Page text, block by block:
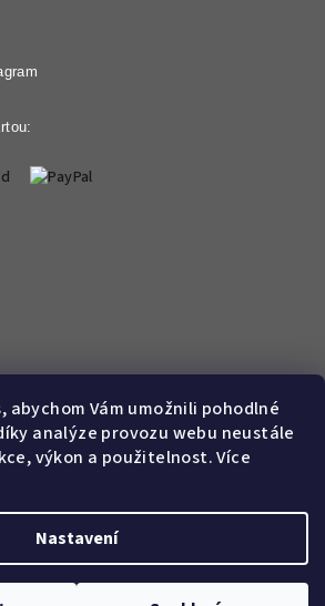
abychom Vám umožnili pohodlné
analýze provozu webu neustále
výkon a použitelnost. Více
Nastavení
vyhrazena.